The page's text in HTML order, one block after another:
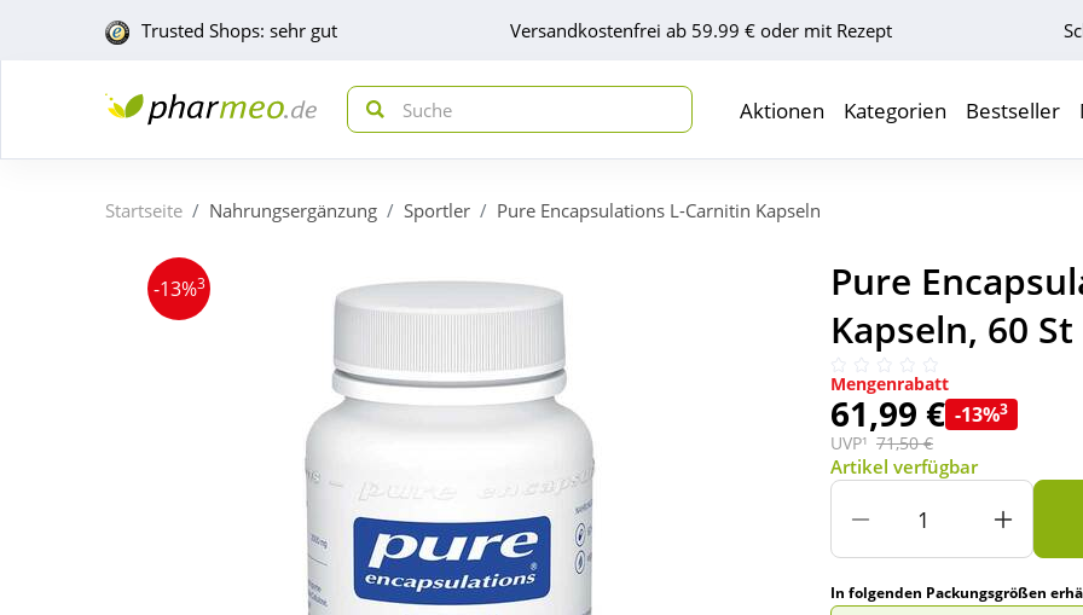
Trusted Shops: sehr gut Versandkostenfrei ab 59.99 € oder mit Rezept
Aktionen Kategorien Bestseller
Startseite Nahrungsergänzung Sportler Pure Encapsulations L-Carnitin Kapseln
-13%3
Pure
Kapseln, 60 St
Mengenrabatt
61,99 € -13%3
UVP¹ 71,50 €
Artikel verfügbar
In folgenden Packungsgrößen